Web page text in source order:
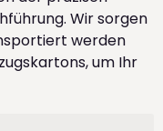
Wir sorgen
werden
um Ihr